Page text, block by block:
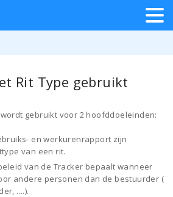
& Trace
Rit Type gebruikt
gebruikt voor 2 hoofddoeleinden:
en werkurenrapport zijn
van een rit.
van de Tracker bepaalt wanneer
andere personen dan de bestuurder (
....).